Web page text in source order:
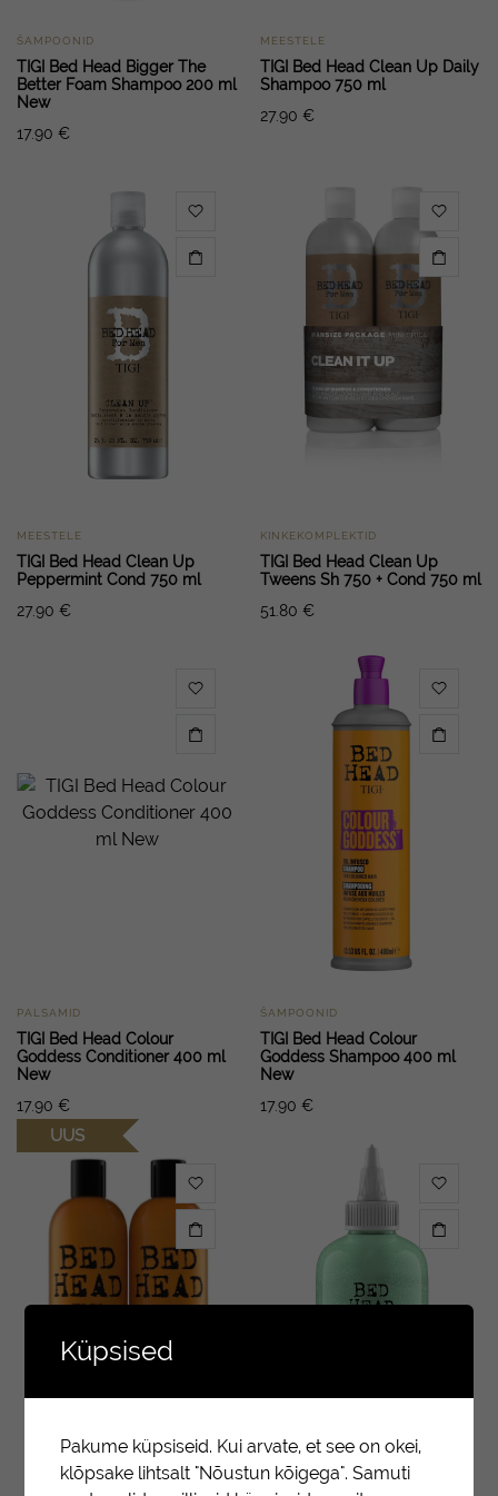
ŠAMPOONID
TIGI Bed Head Bigger The
Better Foam Shampoo 200 ml
New
17.90 €
MEESTELE
TIGI Bed Head Clean Up Daily
Shampoo 750 ml
27.90 €
MEESTELE
TIGI Bed Head Clean Up
Peppermint Cond 750 ml
27.90 €
KINKEKOMPLEKTID
TIGI Bed Head Clean Up
Tweens Sh 750 + Cond 750 ml
51.80 €
PALSAMID
TIGI Bed Head Colour
Goddess Conditioner 400 ml
New
17.90 €
UUS
ŠAMPOONID
TIGI Bed Head Colour
Goddess Shampoo 400 ml
New
17.90 €
Küpsised
Pakume küpsiseid. Kui arvate, et see on okei,
klõpsake lihtsalt "Nõustun kõigega". Samuti